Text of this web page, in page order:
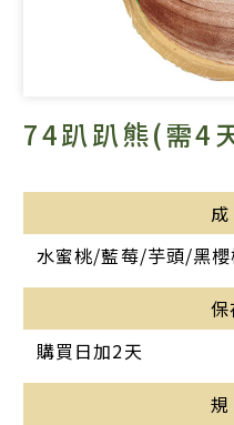
74趴趴熊(需4
水蜜桃/藍莓/芋頭/黑
保
購買日加2天